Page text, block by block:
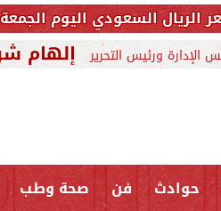
أغسطس 2026 في البنوك
ورئيس التحرير إلهام
حوادث فن صحة وطب